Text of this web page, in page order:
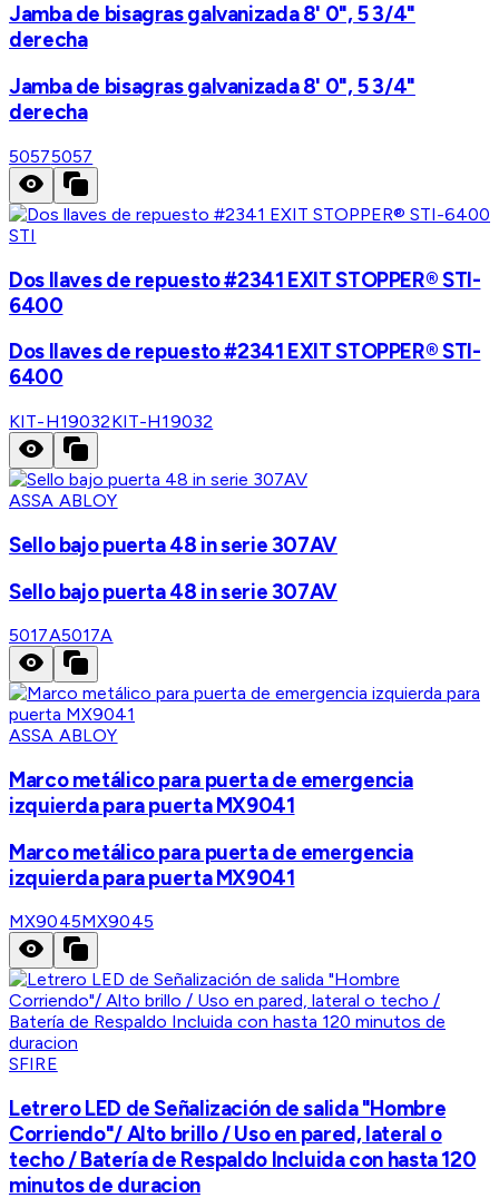
Jamba de bisagras galvanizada 8' 0", 5 3/4"
derecha
Jamba de bisagras galvanizada 8' 0", 5 3/4"
derecha
50575057
STI
Dos llaves de repuesto #2341 EXIT STOPPER® STI-
6400
Dos llaves de repuesto #2341 EXIT STOPPER® STI-
6400
KIT-H19032KIT-H19032
ASSA ABLOY
Sello bajo puerta 48 in serie 307AV
Sello bajo puerta 48 in serie 307AV
5017A5017A
ASSA ABLOY
Marco metálico para puerta de emergencia
izquierda para puerta MX9041
Marco metálico para puerta de emergencia
izquierda para puerta MX9041
MX9045MX9045
SFIRE
Letrero LED de Señalización de salida "Hombre
Corriendo"/ Alto brillo / Uso en pared, lateral o
techo / Batería de Respaldo Incluida con hasta 120
minutos de duracion